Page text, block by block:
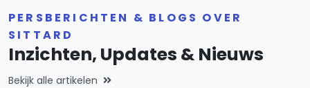
PERSBERICHTEN & BLOGS OVER
SITTARD
Inzichten, Updates & Nieuws
Bekijk alle artikelen